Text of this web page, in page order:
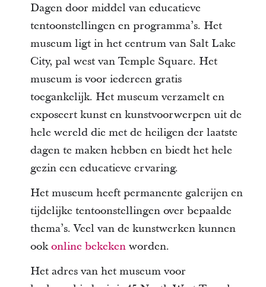
Dagen door middel van educatieve
tentoonstellingen en programma’s. Het
museum ligt in het centrum van Salt Lake
City, pal west van Temple Square. Het
museum is voor iedereen gratis
toegankelijk. Het museum verzamelt en
exposeert kunst en kunstvoorwerpen uit de
hele wereld die met de heiligen der laatste
dagen te maken hebben en biedt het hele
gezin een educatieve ervaring.
Het museum heeft permanente galerijen en
tijdelijke tentoonstellingen over bepaalde
thema’s. Veel van de kunstwerken kunnen
ookonline bekekenworden.
Het adres van het museum voor